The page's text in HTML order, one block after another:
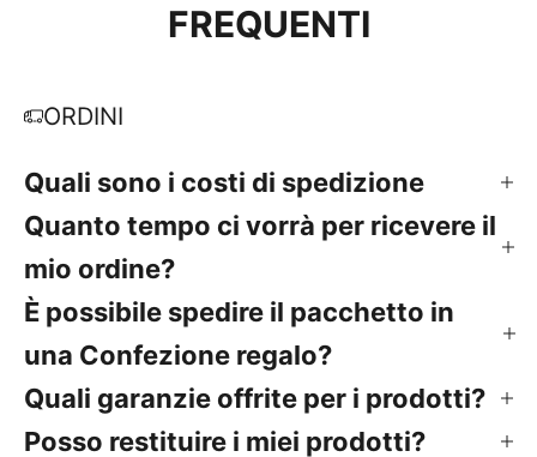
FREQUENTI
ORDINI
Quali sono i costi di spedizione
Quanto tempo ci vorrà per ricevere il
mio ordine?
È possibile spedire il pacchetto in
una Confezione regalo?
Quali garanzie offrite per i prodotti?
Posso restituire i miei prodotti?